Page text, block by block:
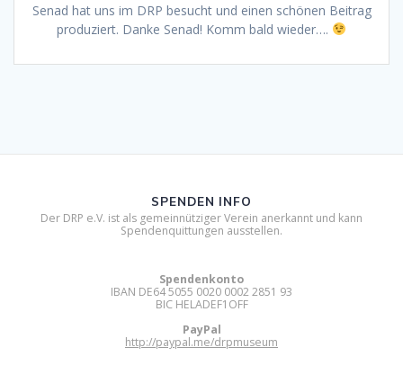
Senad hat uns im DRP besucht und einen schönen Beitrag
produziert. Danke Senad! Komm bald wieder….
SPENDEN INFO
Der DRP e.V. ist als gemeinnütziger Verein anerkannt und kann
Spendenquittungen ausstellen.
Spendenkonto
IBAN DE64 5055 0020 0002 2851 93
BIC HELADEF1OFF
PayPal
http://paypal.me/drpmuseum